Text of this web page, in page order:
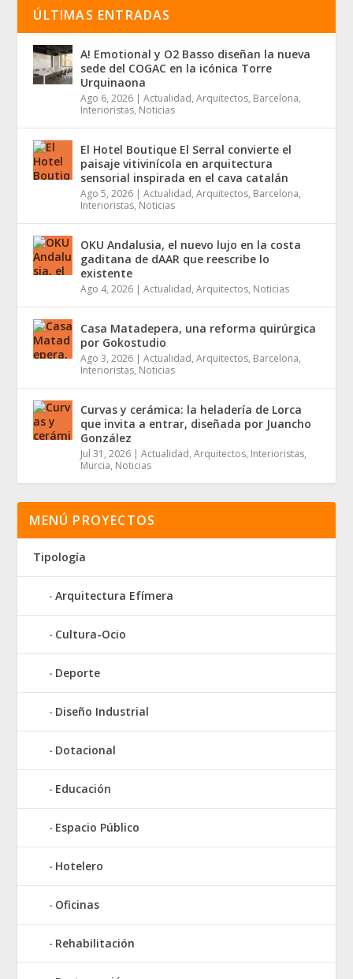
ÚLTIMAS ENTRADAS
A! Emotional y O2 Basso diseñan la nueva
sede del COGAC en la icónica Torre
Urquinaona
Ago 6, 2026 |Actualidad,Arquitectos, Barcelona,
Interioristas, Noticias
El Hotel Boutique El Serral convierte el
paisaje vitivinícola en arquitectura
sensorial inspirada en el cava catalán
Ago 5, 2026 |Actualidad,Arquitectos, Barcelona,
Interioristas, Noticias
OKU Andalusia, el nuevo lujo en la costa
gaditana de dAAR que reescribe lo
existente
Ago 4, 2026 |Actualidad,Arquitectos, Noticias
Casa Matadepera, una reforma quirúrgica
por Gokostudio
Ago 3, 2026 |Actualidad,Arquitectos, Barcelona,
Interioristas, Noticias
Curvas y cerámica: la heladería de Lorca
que invita a entrar, diseñada por Juancho
González
Jul 31, 2026 |Actualidad,Arquitectos, Interioristas,
Murcia, Noticias
MENÚ PROYECTOS
Tipología
Arquitectura Efímera
Cultura-Ocio
Deporte
Diseño Industrial
Dotacional
Educación
Espacio Público
Hotelero
Oficinas
Rehabilitación